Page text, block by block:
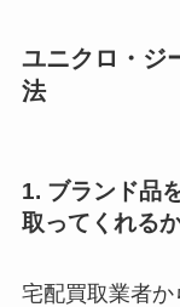
ユニクロ・ジ
法
1. ブランド品
取ってくれる
宅配買取業者